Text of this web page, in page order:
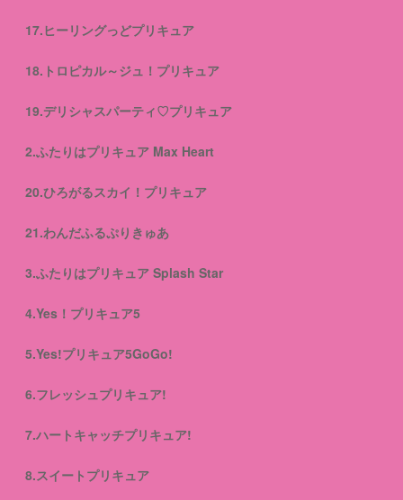
17.ヒーリングっどプリキュア
18.トロピカル～ジュ！プリキュア
19.デリシャスパーティ♡プリキュア
2.ふたりはプリキュア Max Heart
20.ひろがるスカイ！プリキュア
21.わんだふるぷりきゅあ
3.ふたりはプリキュア Splash Star
4.Yes！プリキュア5
5.Yes!プリキュア5GoGo!
6.フレッシュプリキュア!
7.ハートキャッチプリキュア!
8.スイートプリキュア